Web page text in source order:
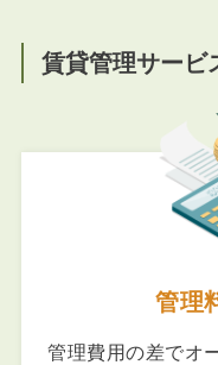
賃貸管理サービ
管理
管理費用の差でオ